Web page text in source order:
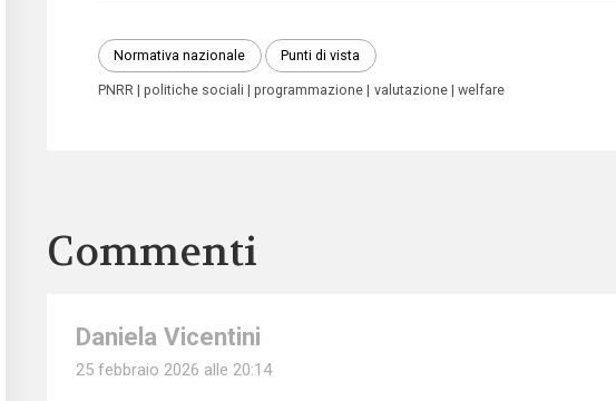
Normativa nazionale Punti di vista
PNRR politiche sociali programmazione valutazione welfare
Commenti
Daniela Vicentini
25 febbraio 2026 alle 20:14